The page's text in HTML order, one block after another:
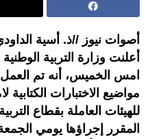
أصوات نيوز //ذ. أسية
أعلنت وزارة التربية
امس الخميس، أنه تم
مواضيع الاختبارات الكتابية